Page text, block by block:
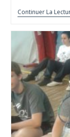
Continuer La